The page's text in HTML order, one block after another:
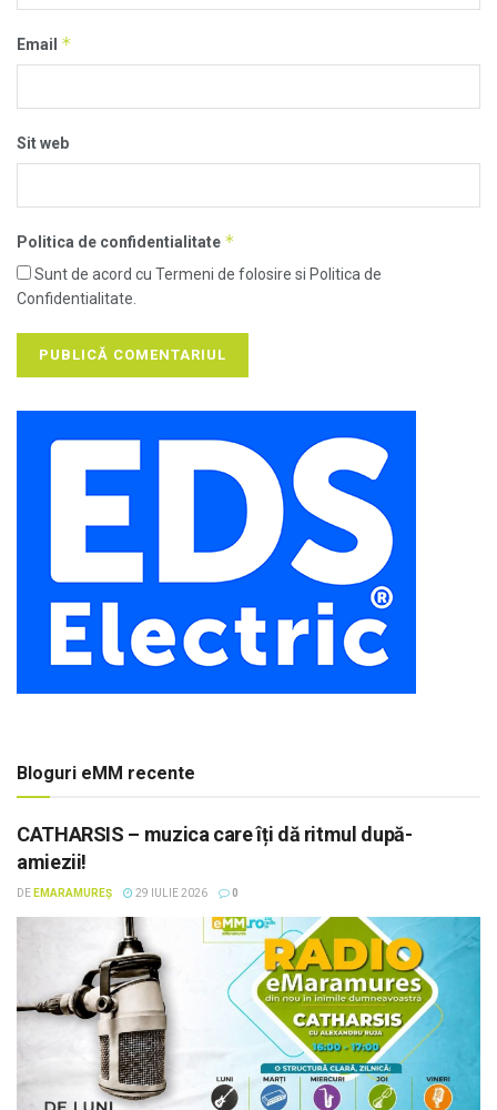
Email *
Sit web
Politica de confidentialitate *
Sunt de acord cu Termeni de folosire si Politica de
Confidentialitate.
Bloguri eMM recente
CATHARSIS – muzica care îți dă ritmul după-
amiezii!
DE EMARAMUREȘ 29 IULIE 2026 0